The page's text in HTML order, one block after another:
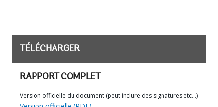
TÉLÉCHARGER
RAPPORT COMPLET
Version officielle du document (peut inclure des signatures etc…)